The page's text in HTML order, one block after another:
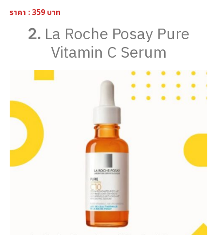
ราคา : 359 บาท
2. La Roche Posay Pure
Vitamin C Serum